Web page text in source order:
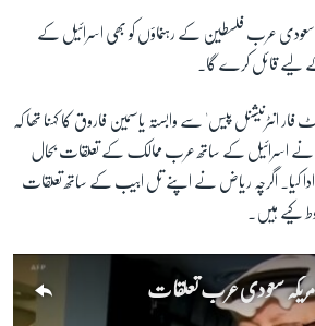
سعودی عرب فلسطین کے رہنماؤں کو بھی اسرائیل کے
لیے قائل کرے گا۔
انٹرنیشنل پیس' سے وابستہ یاسمین فاروق کا کہنا تھا کہ
نے اسرائیل کے ساتھ عرب ممالک کے تعلقات بحال
کیا۔ اگرچہ ریاض نے اپنے تل ابیب کے ساتھ تعلقات
کیے ہیں۔
امریکہ سعودی عرب تعلقات